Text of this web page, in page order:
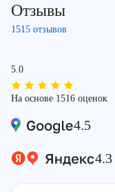
Отзывы
1515 отзывов
5.0
На основе 1516 оценок
4.5
4.3